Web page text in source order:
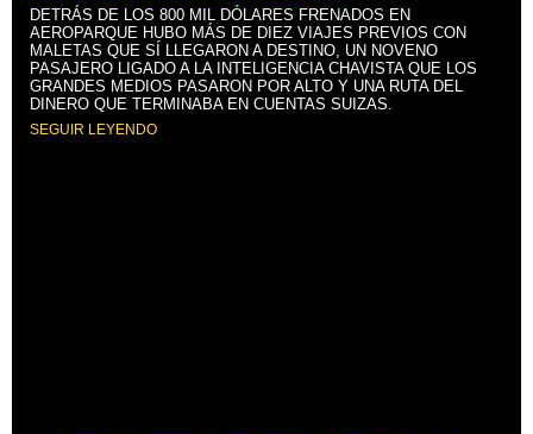
DETRÁS DE LOS 800 MIL DÓLARES FRENADOS EN
AEROPARQUE HUBO MÁS DE DIEZ VIAJES PREVIOS CON
MALETAS QUE SÍ LLEGARON A DESTINO, UN NOVENO
PASAJERO LIGADO A LA INTELIGENCIA CHAVISTA QUE LOS
GRANDES MEDIOS PASARON POR ALTO Y UNA RUTA DEL
DINERO QUE TERMINABA EN CUENTAS SUIZAS.
SEGUIR LEYENDO